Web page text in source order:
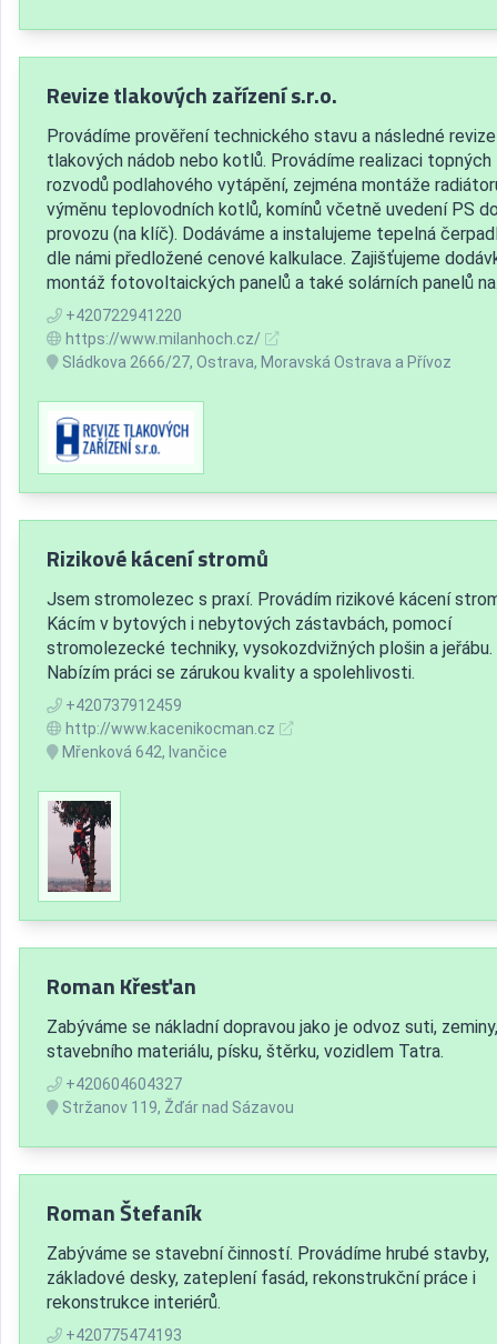
Revize tlakových zařízení s.r.o.
Provádíme prověření technického stavu a následné revize
tlakových nádob nebo kotlů. Provádíme realizaci topných
rozvodů podlahového vytápění, zejména montáže
výměnu teplovodních kotlů, komínů včetně uvedení PS
provozu (na klíč). Dodáváme a instalujeme tepelná
dle námi předložené cenové kalkulace. Zajišťujeme
montáž fotovoltaických panelů a také solárních panelů
+420722941220
https://www.milanhoch.cz/
Sládkova 2666/27, Ostrava, Moravská Ostrava a Přívoz
Rizikové kácení stromů
Jsem stromolezec s praxí. Provádím rizikové kácení
Kácím v bytových i nebytových zástavbách, pomocí
stromolezecké techniky, vysokozdvižných plošin a jeřábu.
Nabízím práci se zárukou kvality a spolehlivosti.
+420737912459
http://www.kacenikocman.cz
Mřenková 642, Ivančice
Roman Křesťan
Zabýváme se nákladní dopravou jako je odvoz suti, zeminy,
stavebního materiálu, písku, štěrku, vozidlem Tatra.
+420604604327
Stržanov 119, Žďár nad Sázavou
Roman Štefaník
Zabýváme se stavební činností. Provádíme hrubé stavby,
základové desky, zateplení fasád, rekonstrukční práce i
rekonstrukce interiérů.
+420775474193